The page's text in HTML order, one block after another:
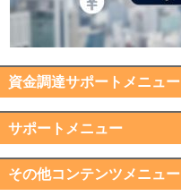
資金調達サポートメニュー
サポートメニュー
その他コンテンツメニュー